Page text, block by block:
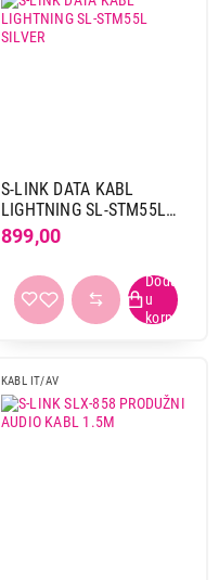
S-LINK DATA KABL
LIGHTNING SL-STM55L
SILVER
899,00
KABL IT/AV